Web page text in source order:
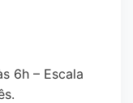
6h – Escala